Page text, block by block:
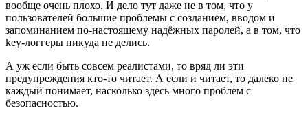
вообще очень плохо. И дело тут даже не в том, что у
пользователей большие проблемы с созданием, вводом и
запоминанием по-настоящему надёжных паролей, а в том, что
key-логгеры никуда не делись.
А уж если быть совсем реалистами, то вряд ли эти
предупреждения кто-то читает. А если и читает, то далеко не
каждый понимает, насколько здесь много проблем с
безопасностью.